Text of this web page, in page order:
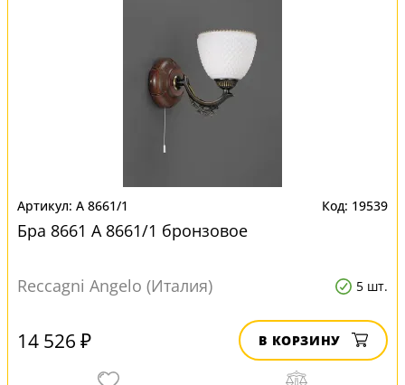
A 8661/1 19539
Бра 8661 A 8661/1 бронзовое
Reccagni Angelo (Италия) 5 шт.
14 526 ₽ В КОРЗИНУ